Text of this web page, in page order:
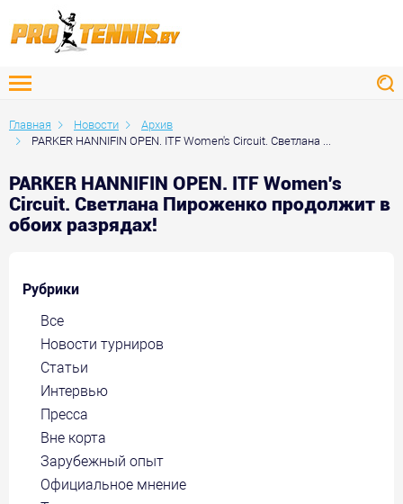
Главная Новости
Архив
PARKER HANNIFIN OPEN. ITF Women's Circuit. Светлана ...
PARKER HANNIFIN OPEN. ITF Women's
Circuit. Светлана Пироженко продолжит в
обоих разрядах!
Рубрики
Все
Новости турниров
Статьи
Интервью
Пресса
Вне корта
Зарубежный опыт
Официальное мнение